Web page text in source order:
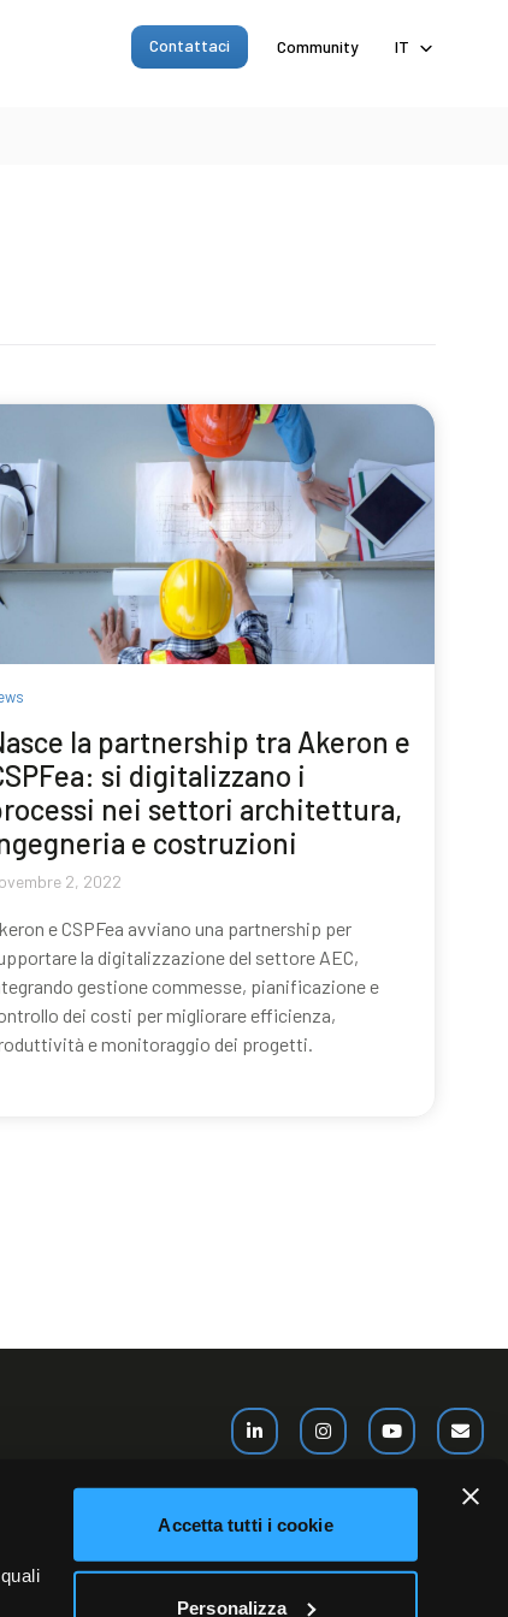
Accetta tutti i cookie
Personalizza
Contattaci Community IT
la partnership tra Akeron e
si digitalizzano i
nei settori architettura,
e costruzioni
2, 2022
e CSPFea avviano una partnership per
la digitalizzazione del settore AEC,
gestione commesse, pianificazione e
dei costi per migliorare efficienza,
e monitoraggio dei progetti.
Suite,
Akeron France
27 Avenue de L’Opéra
75001, Paris